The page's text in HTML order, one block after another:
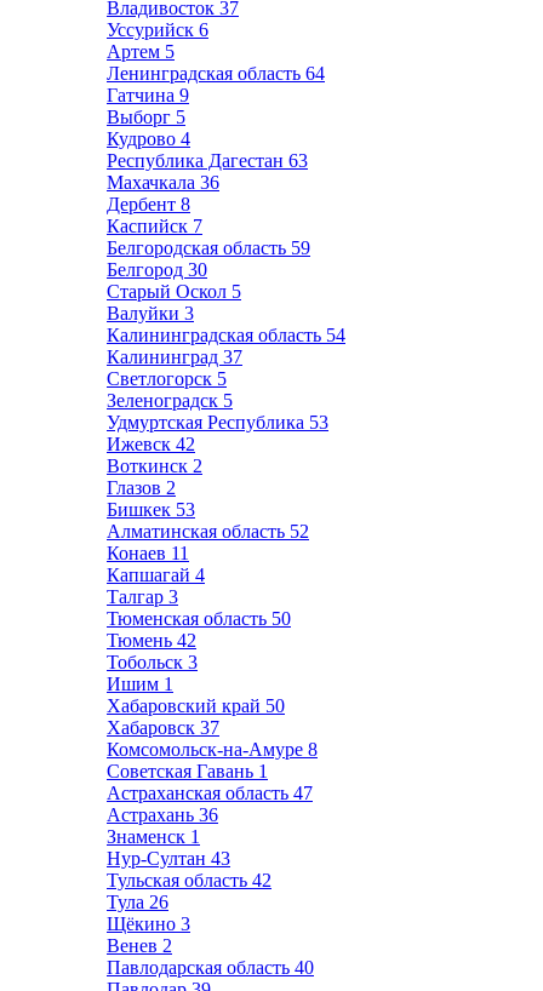
Владивосток 37
Уссурийск 6
Артем 5
Ленинградская область 64
Гатчина 9
Выборг 5
Кудрово 4
Республика Дагестан 63
Махачкала 36
Дербент 8
Каспийск 7
Белгородская область 59
Белгород 30
Старый Оскол 5
Валуйки 3
Калининградская область 54
Калининград 37
Светлогорск 5
Зеленоградск 5
Удмуртская Республика 53
Ижевск 42
Воткинск 2
Глазов 2
Бишкек 53
Алматинская область 52
Конаев 11
Капшагай 4
Талгар 3
Тюменская область 50
Тюмень 42
Тобольск 3
Ишим 1
Хабаровский край 50
Хабаровск 37
Комсомольск-на-Амуре 8
Советская Гавань 1
Астраханская область 47
Астрахань 36
Знаменск 1
Нур-Султан 43
Тульская область 42
Тула 26
Щёкино 3
Венев 2
Павлодарская область 40